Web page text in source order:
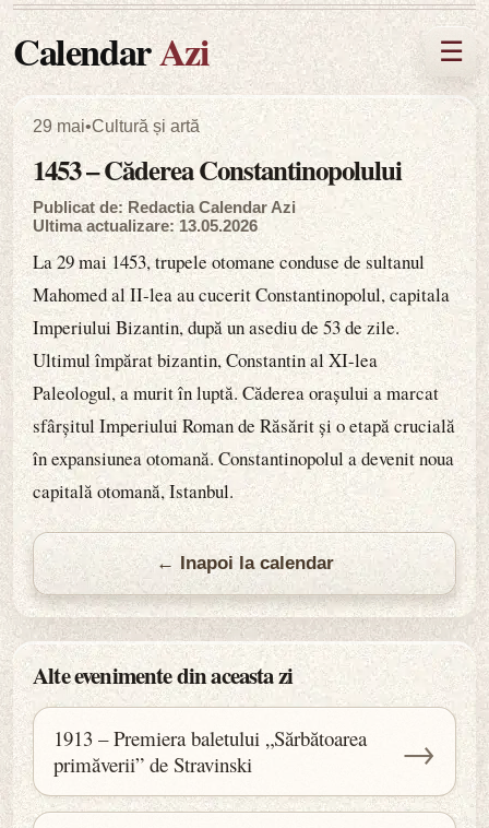
CalendarAzi ☰
29 mai•Cultură și artă
1453 – Căderea Constantinopolului
Publicat de: Redactia Calendar Azi
Ultima actualizare: 13.05.2026
La 29 mai 1453, trupele otomane conduse de sultanul
Mahomed al II-lea au cucerit Constantinopolul, capitala
Imperiului Bizantin, după un asediu de 53 de zile.
Ultimul împărat bizantin, Constantin al XI-lea
Paleologul, a murit în luptă. Căderea orașului a marcat
sfârșitul Imperiului Roman de Răsărit și o etapă crucială
în expansiunea otomană. Constantinopolul a devenit noua
capitală otomană, Istanbul.
← Inapoi la calendar
Alte evenimente din aceasta zi
1913 – Premiera baletului „Sărbătoarea
primăverii” de Stravinski
→